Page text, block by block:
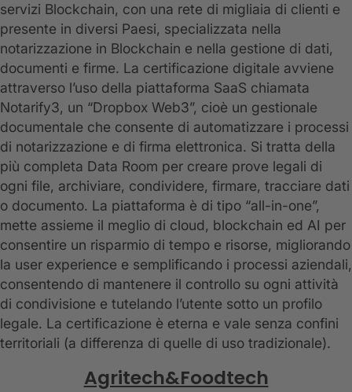
servizi Blockchain, con una rete di migliaia di clienti e
presente in diversi Paesi, specializzata nella
notarizzazione in Blockchain e nella gestione di dati,
documenti e firme. La certificazione digitale avviene
attraverso l’uso della piattaforma SaaS chiamata
Notarify3, un “Dropbox Web3”, cioè un gestionale
documentale che consente di automatizzare i processi
di notarizzazione e di firma elettronica. Si tratta della
più completa Data Room per creare prove legali di
ogni file, archiviare, condividere, firmare, tracciare dati
o documento. La piattaforma è di tipo “all-in-one”,
mette assieme il meglio di cloud, blockchain ed AI per
consentire un risparmio di tempo e risorse, migliorando
la user experience e semplificando i processi aziendali,
consentendo di mantenere il controllo su ogni attività
di condivisione e tutelando l’utente sotto un profilo
legale. La certificazione è eterna e vale senza confini
territoriali (a differenza di quelle di uso tradizionale).
Agritech&Foodtech